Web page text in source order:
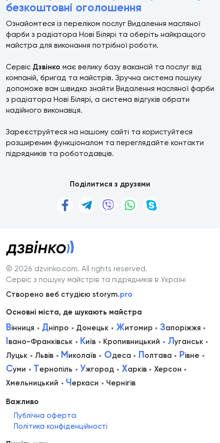
безкоштовні оголошення
Ознайомтеся із переліком послуг Видалення масляної
фарби з радіатора Нові Білярі та оберіть найкращого
майстра для виконання потрібної роботи.
Сервіс Дзвінко має велику базу вакансій та послуг від
компаній, бригад та майстрів. Зручна система пошуку
допоможе вам швидко знайти Видалення масляної фарби
з радіатора Нові Білярі, а система відгуків обрати
надійного виконавця.
Зареєструйтеся на нашому сайті та користуйтеся
розширеним функціоналом та переглядайте контакти
підрядників та роботодавців.
Поділитися з друзями
© 2026 dzvinko.com. All rights reserved.
Сервіс з пошуку майстрів та підрядників в Україні
Створено веб студією storym.pro
Основні міста, де шукають майстра
Вінниця Дніпро Донецьк Житомир Запоріжжя
Івано-Франківськ Київ Кропивницький Луганськ
Луцьк
Львів Миколаїв Одеса Полтава Рівне
Суми Тернопіль Ужгород Харків
Херсон
Хмельницький
Черкаси Чернігів
Важливо
Публічна оферта
Політика конфіденційності